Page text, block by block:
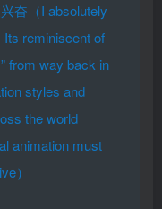
奋（I absolutely
Its reminiscent of
from way back in
styles and
the world
animation must
）